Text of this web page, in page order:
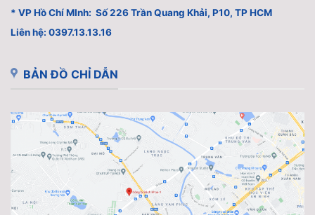
* VP Hồ Chí MInh: Số 226 Trần Quang Khải, P10, TP HCM
Liên hệ: 0397.13.13.16
BẢN ĐỒ CHỈ DẪN